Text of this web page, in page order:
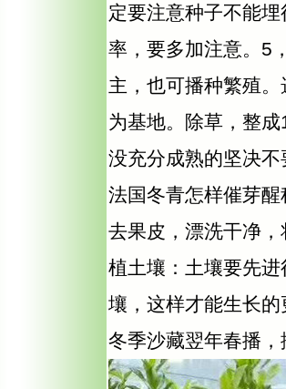
定要注意种子不能
率，要多加注意。5
主，也可播种繁殖
为基地。除草，整
没充分成熟的坚决
法国冬青怎样催芽
去果皮，漂洗干净
植土壤：土壤要先
壤，这样才能生长
冬季沙藏翌年春播